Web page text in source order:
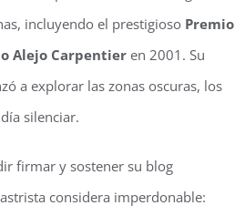
incluyendo el prestigioso Premio
Alejo Carpentier en 2001. Su
a explorar las zonas oscuras, los
silenciar.
firmar y sostener su blog
considera imperdonable: